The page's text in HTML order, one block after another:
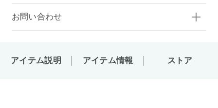
お問い合わせ
アイテム説明 アイテム情報 ストア